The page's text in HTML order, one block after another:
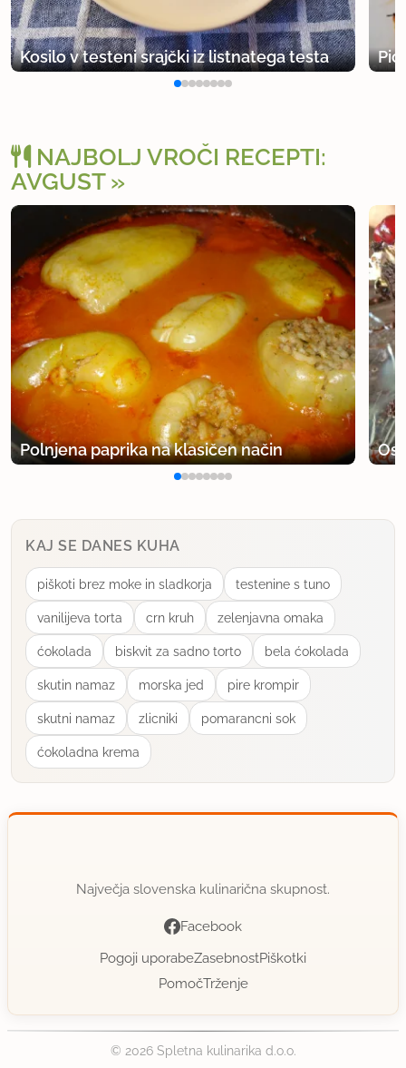
Kosilo v testeni srajčki iz listnatega testa
NAJBOLJ VROČI RECEPTI:
AVGUST
Polnjena paprika na klasičen način
KAJ SE DANES KUHA
piškoti brez moke in sladkorja testenine s tuno
vanilijeva torta crn kruh zelenjavna omaka
ćokolada biskvit za sadno torto bela ćokolada
skutin namaz morska jed pire krompir
skutni namaz zlicniki pomarancni sok
ćokoladna krema
Največja slovenska kulinarična skupnost.
Facebook
Pogoji uporabeZasebnostPiškotki
PomočTrženje
© 2026 Spletna kulinarika d.o.o.